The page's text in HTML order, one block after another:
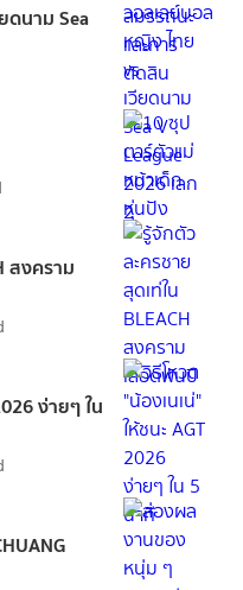
ดนาม Sea
สงคราม
ง่ายๆ ใน